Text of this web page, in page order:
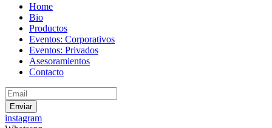
Home
Bio
Productos
Eventos: Corporativos
Eventos: Privados
Asesoramientos
Contacto
instagram